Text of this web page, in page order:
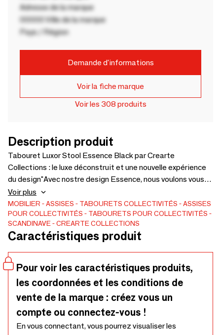
Adresse de la marque
00000 Ville de la marque
Pays / Région
Demande d'informations
Voir la fiche marque
Voir les 308 produits
Description produit
Tabouret Luxor Stool Essence Black par Crearte
Collections : le luxe déconstruit et une nouvelle expérience
du design"Avec nostre design Essence, nous voulons vous
faire vivre l'expérience d'un nouveau design déconstruisant
le mobilier." Le Tabouret Luxor Stool Essence Black de
Crearte Collections est une pièce maîtresse qui offre à
vostre espace la merveilleuse occasion de vivre le luxe et le
style à travers un nouveau concept de décoration. Nous
proposons ce tabouret avec l'élégance inégalée de la
couleur noire et des détails de passepoil double.Idéal pour
les projets RÉSIDENTIELS DE LUXE y les espaces
d'HOSPITALITY / CONTRACT sophistiqués haut de
gamme, ce tabouret entièrement personnalisable peut être
adapté à vostre vision unique. Nostre savoir-faire artisanal
vous permet de sélectionner des finitions personnelles pour
Voir plus
MOBILIER ASSISES TABOURETS COLLECTIVITÉS
ASSISES
POUR COLLECTIVITÉS
TABOURETS POUR COLLECTIVITÉS
SCANDINAVE
CREARTE COLLECTIONS
Caractéristiques produit
Pour voir les caractéristiques produits,
les coordonnées et les conditions de
vente de la marque : créez vous un
compte ou connectez-vous !
En vous connectant, vous pourrez visualiser les